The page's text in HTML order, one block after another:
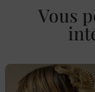
Vous